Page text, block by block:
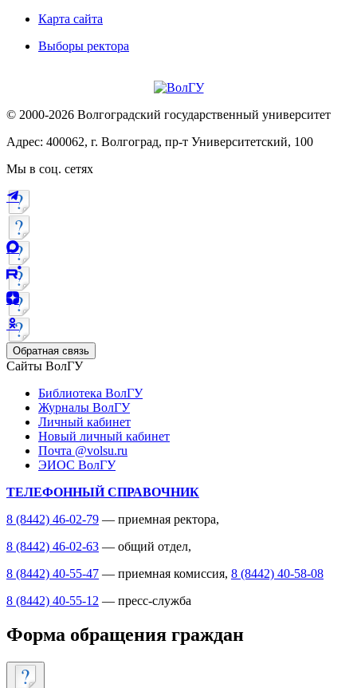
Карта сайта
Выборы ректора
© 2000-2026 Волгоградский государственный университет
Адрес: 400062, г. Волгоград, пр-т Университетский, 100
Мы в соц. сетях
Обратная связь
Сайты ВолГУ
Библиотека ВолГУ
Журналы ВолГУ
Личный кабинет
Новый личный кабинет
Почта @volsu.ru
ЭИОС ВолГУ
ТЕЛЕФОННЫЙ СПРАВОЧНИК
8 (8442) 46-02-79 — приемная ректора,
8 (8442) 46-02-63 — общий отдел,
8 (8442) 40-55-47 — приемная комиссия, 8 (8442) 40-58-08
8 (8442) 40-55-12 — пресс-служба
Форма обращения граждан